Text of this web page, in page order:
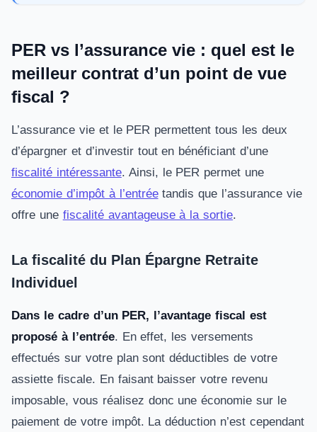
PER vs l’assurance vie : quel est le
meilleur contrat d’un point de vue
fiscal ?
L’assurance vie et le PER permettent tous les deux
d’épargner et d’investir tout en bénéficiant d’une
fiscalité intéressante. Ainsi, le PER permet une
économie d’impôt à l’entréetandis que l’assurance vie
offre une fiscalité avantageuse à la sortie.
La fiscalité du Plan Épargne Retraite
Individuel
Dans le cadre d’un PER, l’avantage fiscal est
proposé à l’entrée. En effet, les versements
effectués sur votre plan sont déductibles de votre
assiette fiscale. En faisant baisser votre revenu
imposable, vous réalisez donc une économie sur le
paiement de votre impôt. La déduction n’est cependant